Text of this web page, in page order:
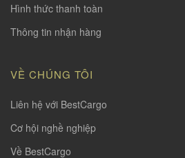
Hình thức thanh toàn
Thông tin nhận hàng
VỀ CHÚNG TÔI
Liên hệ với BestCargo
Cơ hội nghề nghiệp
Về BestCargo